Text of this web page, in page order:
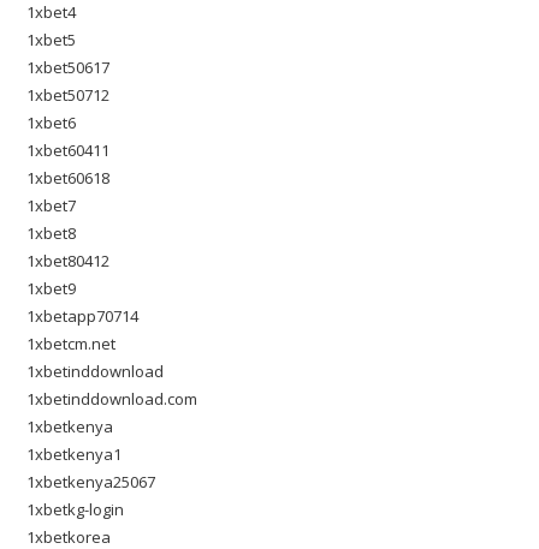
1xbet4
1xbet5
1xbet50617
1xbet50712
1xbet6
1xbet60411
1xbet60618
1xbet7
1xbet8
1xbet80412
1xbet9
1xbetapp70714
1xbetcm.net
1xbetinddownload
1xbetinddownload.com
1xbetkenya
1xbetkenya1
1xbetkenya25067
1xbetkg-login
1xbetkorea